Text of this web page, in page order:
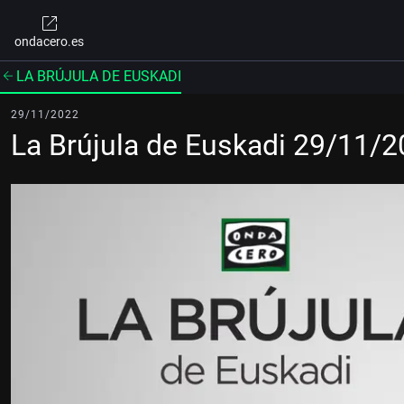
ondacero.es
LA BRÚJULA DE EUSKADI
29/11/2022
La Brújula de Euskadi 29/11/